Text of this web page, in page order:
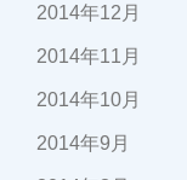
2014年12月
2014年11月
2014年10月
2014年9月